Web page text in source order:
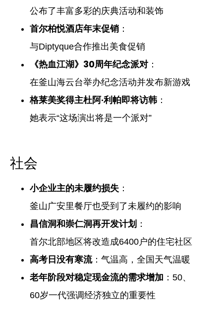
公布了丰富多彩的庆典活动和装饰
首尔柏悦酒店年末促销 ：
与Diptyque合作推出美食促销
《热血江湖》30周年纪念派对 ：
在釜山海云台举办纪念活动并发布新游戏
格莱美奖得主杜阿·利帕即将访韩 ：
她表示“这场演出将是一个派对”
社会
小企业主的未履约损失 ：
釜山广安里餐厅也受到了未履约的影响
昌信洞和崇仁洞再开发计划 ：
首尔北部地区将改造成6400户的住宅社区
高考日没有寒流：气温高，全国天气温暖
老年阶段对稳定现金流的需求增加 ：50、
60岁一代强调经济独立的重要性